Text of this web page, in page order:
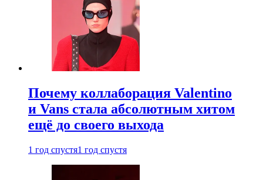
Почему коллаборация Valentino
и Vans стала абсолютным хитом
ещё до своего выхода
1 год спустя1 год спустя